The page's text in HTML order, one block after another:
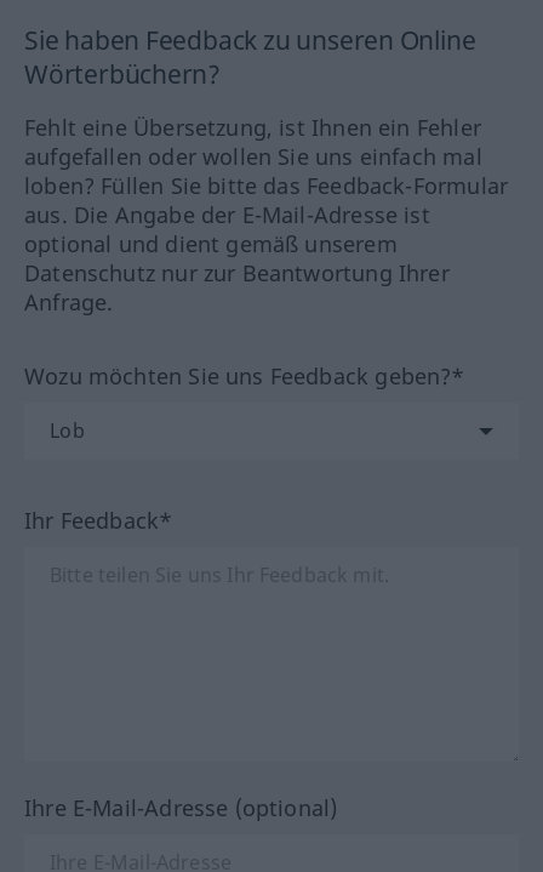
Sie haben Feedback zu unseren Online
Wörterbüchern?
Fehlt eine Übersetzung, ist Ihnen ein Fehler
aufgefallen oder wollen Sie uns einfach mal
loben? Füllen Sie bitte das Feedback-Formular
aus. Die Angabe der E-Mail-Adresse ist
optional und dient gemäß unserem
Datenschutz nur zur Beantwortung Ihrer
Anfrage.
Wozu möchten Sie uns Feedback geben?*
Ihr Feedback*
Ihre E-Mail-Adresse (optional)